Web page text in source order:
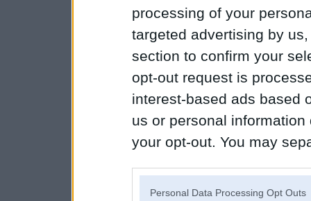
processing of your
targeted advertising by
section to confirm your
opt-out request is
interest-based ads based
us or personal
your opt-out. You may
Personal Data Processing Opt Outs